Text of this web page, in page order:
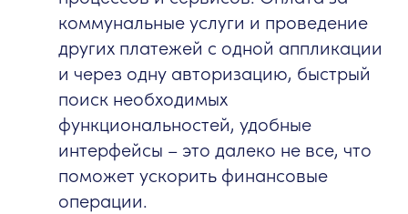
коммунальные услуги и проведение
других платежей с одной аппликации
и через одну авторизацию, быстрый
поиск необходимых
функциональностей, удобные
интерфейсы – это далеко не все, что
поможет ускорить финансовые
операции.